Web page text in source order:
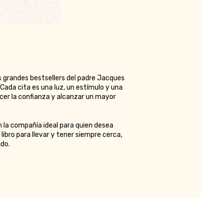
bestsellers del padre Jacques
cita es una luz, un estímulo y una
la confianza y alcanzar un mayor
compañía ideal para quien desea
libro para llevar y tener siempre cerca,